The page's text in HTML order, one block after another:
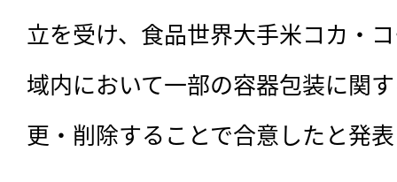
立を受け、食品世界大手米コカ・
域内において一部の容器包装に関
更・削除することで合意したと発